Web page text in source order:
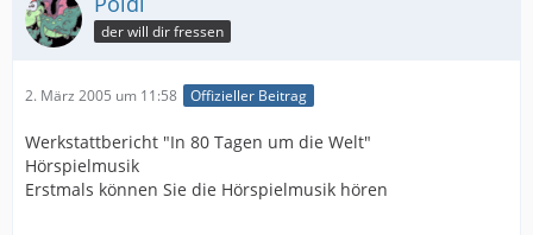
der will dir fressen
2. März 2005 um 11:58 Offizieller Beitrag
Werkstattbericht "In 80 Tagen um die Welt"
Hörspielmusik
Erstmals können Sie die Hörspielmusik hören